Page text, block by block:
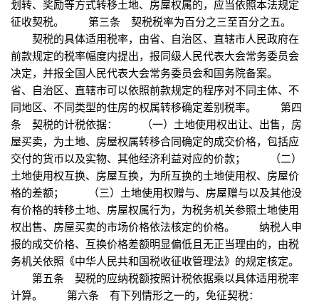
划转、奖励等方式转移土地、房屋权属的，应当依照本法规定
征收契税。 第三条 契税税率为百分之三至百分之五。
契税的具体适用税率，由省、自治区、直辖市人民政府在
前款规定的税率幅度内提出，报同级人民代表大会常务委员会
决定，并报全国人民代表大会常务委员会和国务院备案。
省、自治区、直辖市可以依照前款规定的程序对不同主体、不
同地区、不同类型的住房的权属转移确定差别税率。 第四
条 契税的计税依据： （一）土地使用权出让、出售，房
屋买卖，为土地、房屋权属转移合同确定的成交价格，包括应
交付的货币以及实物、其他经济利益对应的价款； （二）
土地使用权互换、房屋互换，为所互换的土地使用权、房屋价
格的差额； （三）土地使用权赠与、房屋赠与以及其他没
有价格的转移土地、房屋权属行为，为税务机关参照土地使用
权出售、房屋买卖的市场价格依法核定的价格。 纳税人申
报的成交价格、互换价格差额明显偏低且无正当理由的，由税
务机关依照《中华人民共和国税收征收管理法》的规定核定。
第五条 契税的应纳税额按照计税依据乘以具体适用税率
计算。 第六条 有下列情形之一的，免征契税：